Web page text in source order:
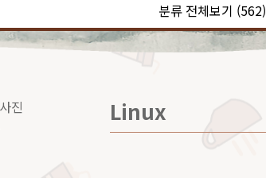
분류 전체보기 (562)
Linux